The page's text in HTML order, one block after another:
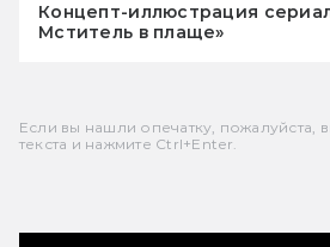
Концепт-иллюстрация
Мститель в плаще»
Если вы нашли опечатку, пожалуйста,
текста и нажмите Ctrl+Enter.